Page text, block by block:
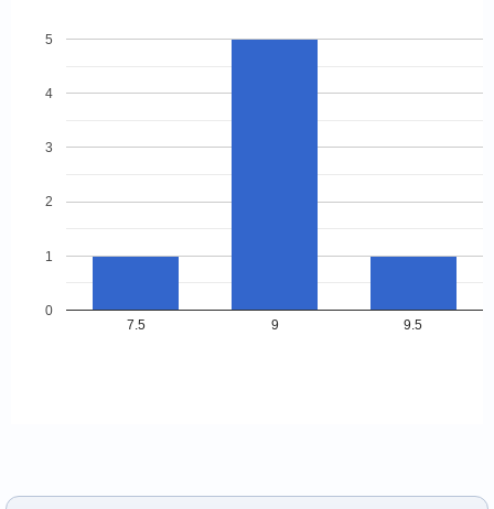
7.5 9 9.5
0
1
2
3
4
5